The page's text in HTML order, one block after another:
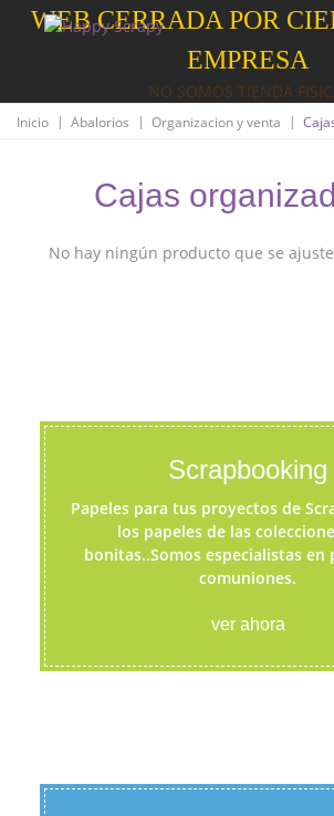
WEB CERRADA POR
EMPRESA
NO SOMOS TIENDA
Inicio | Abalorios | Organizacion y venta |
Cajas
No hay ningún producto que se
Scrapbooking
Papeles para tus proyectos de
los papeles de las
bonitas..Somos especialistas en
comuniones.
ver ahora